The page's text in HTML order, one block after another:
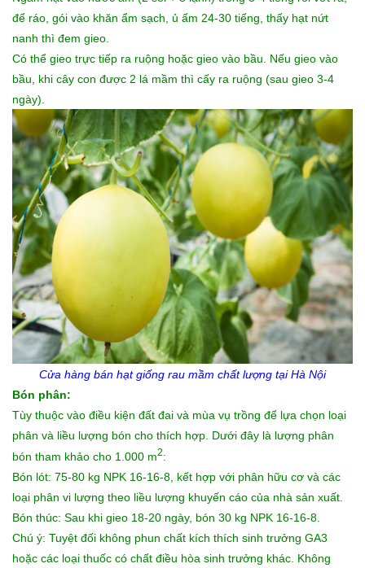
để ráo, gói vào khăn ẩm sạch, ủ ấm 24-30 tiếng, thấy hạt nứt
nanh thì đem gieo.
Có thể gieo trực tiếp ra ruộng hoặc gieo vào bầu. Nếu gieo vào
bầu, khi cây con được 2 lá mầm thì cấy ra ruộng (sau gieo 3-4
ngày).
Cửa hàng bán hạt giống rau mầm chất lượng tại Hà Nội
Bón phân:
Tùy thuộc vào điều kiện đất đai và mùa vụ trồng để lựa chọn loại
phân và liều lượng bón cho thích hợp. Dưới đây là lượng phân
bón tham khảo cho 1.000 m2:
Bón lót: 75-80 kg NPK 16-16-8, kết hợp với phân hữu cơ và các
loại phân vi lượng theo liều lượng khuyến cáo của nhà sản xuất.
Bón thúc: Sau khi gieo 18-20 ngày, bón 30 kg NPK 16-16-8.
Chú ý: Tuyệt đối không phun chất kích thích sinh trưởng GA3
hoặc các loại thuốc có chất điều hòa sinh trưởng khác. Không